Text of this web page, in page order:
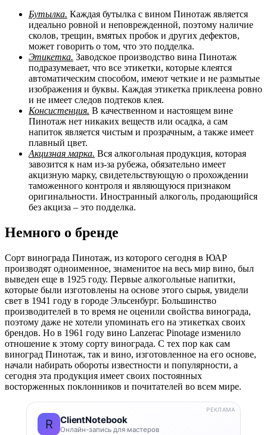
Бутылка. Каждая бутылка с вином Пинотаж является
идеально ровной и неповрежденной, поэтому наличие
сколов, трещин, вмятых пробок и других дефектов,
может говорить о том, что это подделка.
Этикетка. Заводское производство вина Пинотаж
подразумевает, что все этикетки, которые клеятся
автоматическим способом, имеют четкие и не размытые
изображения и буквы. Каждая этикетка приклеена ровно
и не имеет следов подтеков клея.
Консистенция. В качественном и настоящем вине
Пинотаж нет никаких веществ или осадка, а сам
напиток является чистым и прозрачным, а также имеет
плавный цвет.
Акцизная марка. Вся алкогольная продукция, которая
завозится к нам из-за рубежа, обязательно имеет
акцизную марку, свидетельствующую о прохождении
таможенного контроля и являющуюся признаком
оригинальности. Иностранный алкоголь, продающийся
без акциза – это подделка.
Немного о бренде
Сорт винограда Пинотаж, из которого сегодня в ЮАР
производят одноименное, знаменитое на весь мир вино, был
выведен еще в 1925 году. Первые алкогольные напитки,
которые были изготовлены на основе этого сырья, увидели
свет в 1941 году в городе Эльсенбург. Большинство
производителей в то время не оценили свойства винограда,
поэтому даже не хотели упоминать его на этикетках своих
брендов. Но в 1961 году вино Lanzerac Pinotage изменило
отношение к этому сорту винограда. С тех пор как сам
виноград Пинотаж, так и вино, изготовленное на его основе,
начали набирать обороты известности и популярности, а
сегодня эта продукция имеет своих постоянных
восторженных поклонников и почитателей во всем мире.
R ClientNotebook
Онлайн-запись для мастеров
РЕКЛАМА